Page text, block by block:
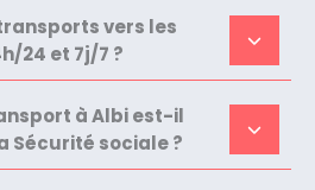
vers les
24 et 7j/7 ?
à Albi est-il
Sécurité sociale ?